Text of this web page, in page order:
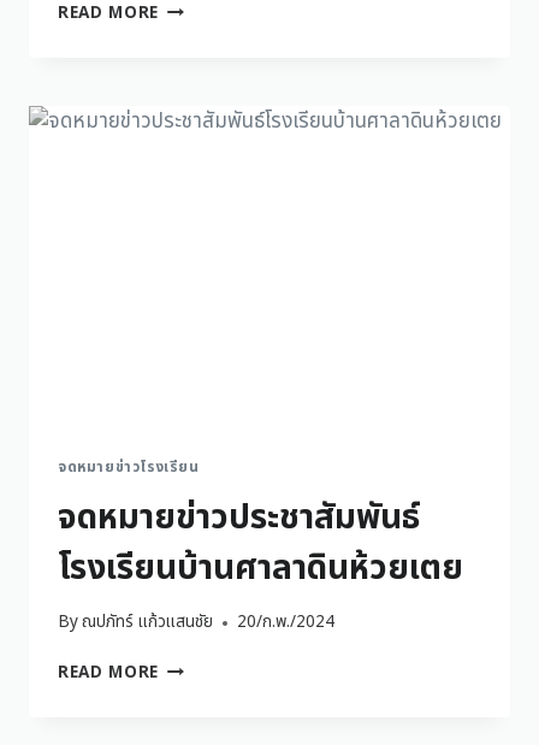
READ MORE
จดหมายข่าวโรงเรียน
จดหมายข่าวประชาสัมพันธ์
โรงเรียนบ้านศาลาดินห้วยเตย
Byณปภัทร์ แก้วแสนชัย 20/ก.พ./2024
READ MORE